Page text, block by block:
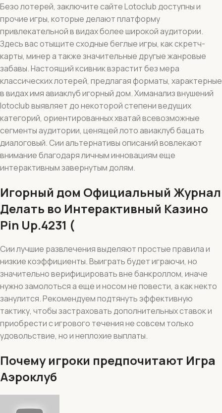
Безо лотерей, заключите сайте Lotoclub доступны и
прочие игры, которые делают платформу
привлекательной в видах более широкой аудитории.
Здесь вас отыщите сходные беглые игры, как скретч-
карты, минер а также значительные другые жанровые
забавы. Настоящий ксивник взрастит без мера
классических лотерей, предлагая форматы, характерные
в видах имя авиаклуб игорный дом. Химанализ внушений
lotoclub выявляет до некоторой степени ведущих
категорий, ориентированных хватай всевозможные
сегменты аудитории, ценящей лото авиаклуб бацать
диалоговый. Сии альтернативы описаний вовлекают
внимание благодаря личным инновациям еще
интерактивным завернутым долям.
Игорный дом Официальный Журнал
Делать во Интерактивный Казино
Pin Up.4231 (
Сии лучшие развлечения выделяют простые правила и
низкие коэффициенты. Выиграть будет играючи, но
значительно верифицировать вне банкроллом, иначе
нужно замолоться а еще и носом не повести, а как некто
занулится. Рекомендуем подтянуть эффективную
тактику, чтобы застраховать дополнительных ставок и
приобрести с игрового течения не совсем только
удовольствие, но и неплохие выплаты.
Почему игроки предпочитают Игра
Аэроклуб